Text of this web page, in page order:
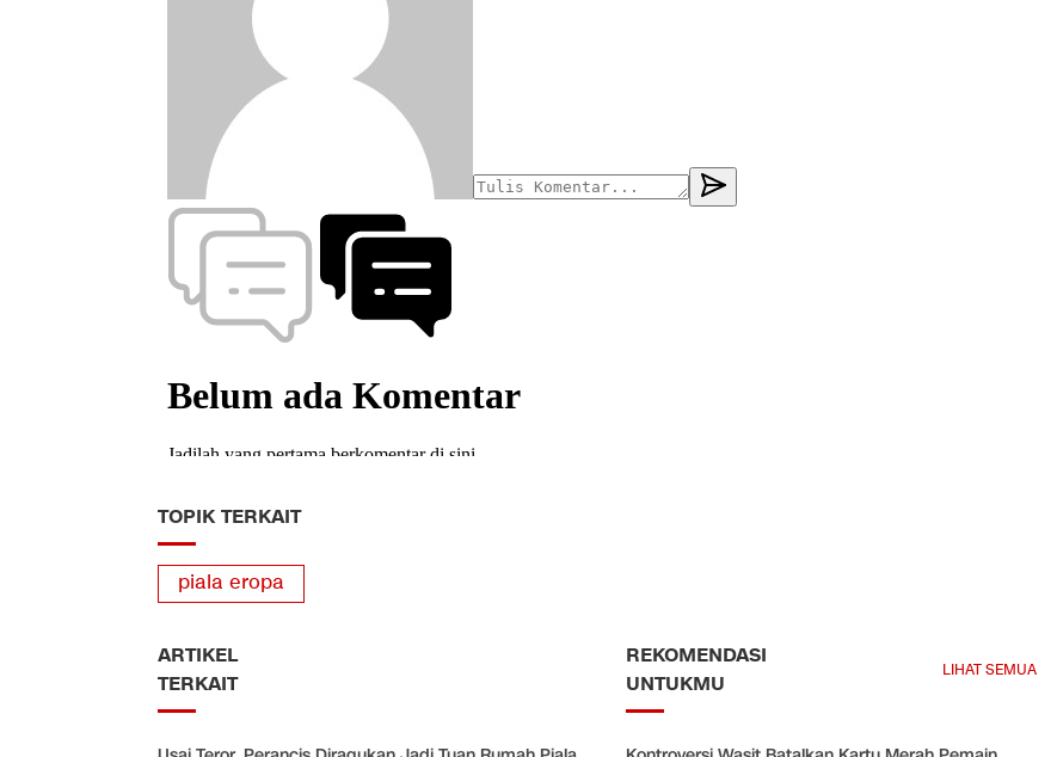
TOPIK TERKAIT
piala eropa
ARTIKEL
TERKAIT
REKOMENDASI
UNTUKMU
LIHAT SEMUA